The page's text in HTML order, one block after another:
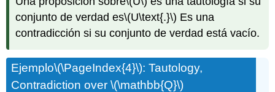
conjunto de verdad es\(U\text{.}\) Es una
contradicción si su conjunto de verdad está vacío.
Ejemplo\(\PageIndex{4}\): Tautology,
Contradiction over\(\mathbb{Q}\)